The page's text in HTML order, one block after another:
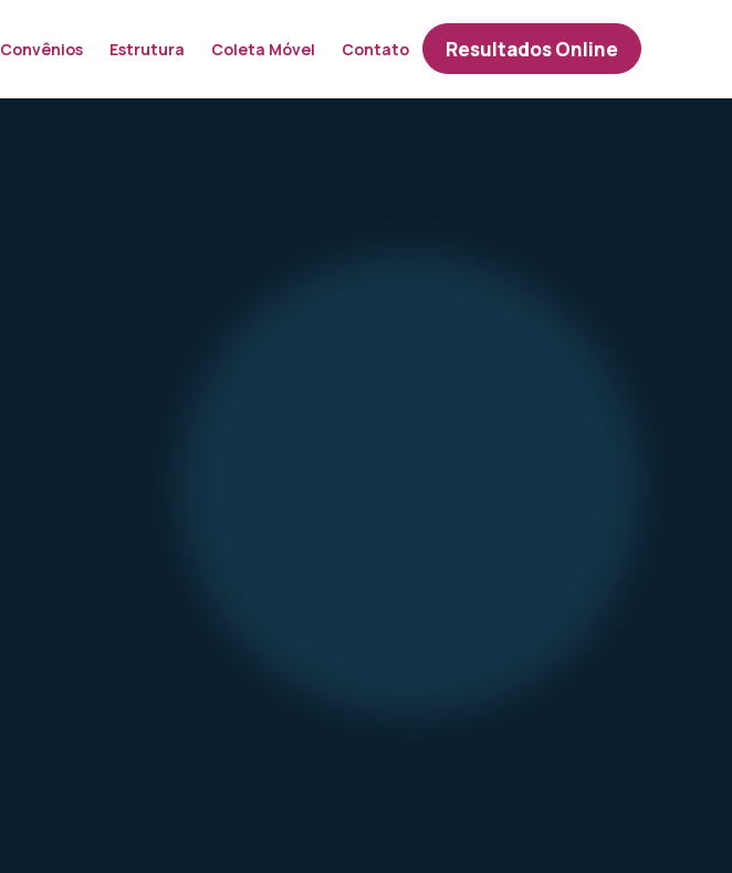
Convênios Estrutura Coleta Móvel Contato Resultados Online